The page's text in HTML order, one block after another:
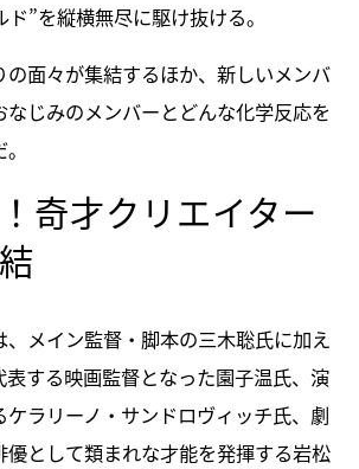
”を縦横無尽に駆け抜ける。
の面々が集結するほか、新しいメンバ
なじみのメンバーとどんな化学反応を
奇才クリエイター
、メイン監督・脚本の三木聡氏に加え
表する映画監督となった園子温氏、演
ケラリーノ・サンドロヴィッチ氏、劇
として類まれな才能を発揮する岩松